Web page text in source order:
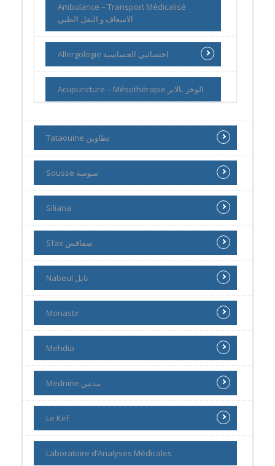
Ambulance – Transport Médicalisé
الاسعاف و النقل الطبي
Allergologie اختصائيي الحساسية
Acupuncture – Mésothérapie الوخز بالابر
Tataouine تطاوين
Sousse سوسة
Siliana
Sfax صفاقس
Nabeul نابل
Monastir
Mehdia
Mednine مدنين
Le Kef
Laboratoire d’Analyses Médicales